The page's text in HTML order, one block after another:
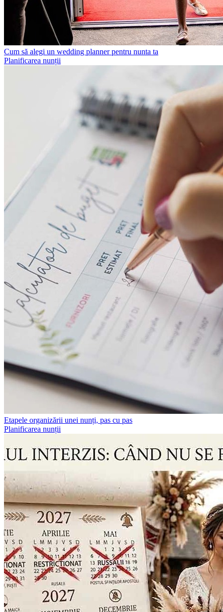
Cum să alegi un wedding planner pentru nunta ta
Planificarea nunții
Etapele organizării unei nunți, pas cu pas
Planificarea nunții